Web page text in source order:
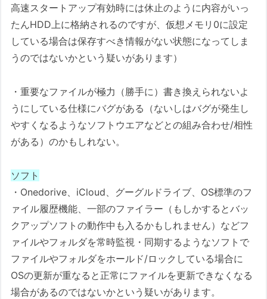
高速スタートアップ有効時には休止のように内容がいっ
たんHDD上に格納されるのですが、仮想メモリ0に設定
している場合は保存すべき情報がない状態になってしま
うのではないかという疑いがあります）
・重要なファイルが極力（勝手に）書き換えられないよ
うにしている仕様にバグがある（ないしはバグが発生し
やすくなるようなソフトウエアなどとの組み合わせ/相性
がある）のかもしれない。
ソフト
・Onedorive、iCloud、グーグルドライブ、OS標準のフ
ァイル履歴機能、一部のファイラー（もしかするとバッ
クアップソフトの動作中も入るかもしれません）などフ
ァイルやフォルダを常時監視・同期するようなソフトで
ファイルやフォルダをホールド/ロックしている場合に
OSの更新が重なると正常にファイルを更新できなくなる
場合があるのではないかという疑いがあります。